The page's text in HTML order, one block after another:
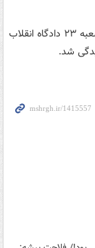
این نواقص مرتفع شد و دادسرا پرونده را مجدداً به شعبه ۲۳ دادگاه انقلاب
شد.